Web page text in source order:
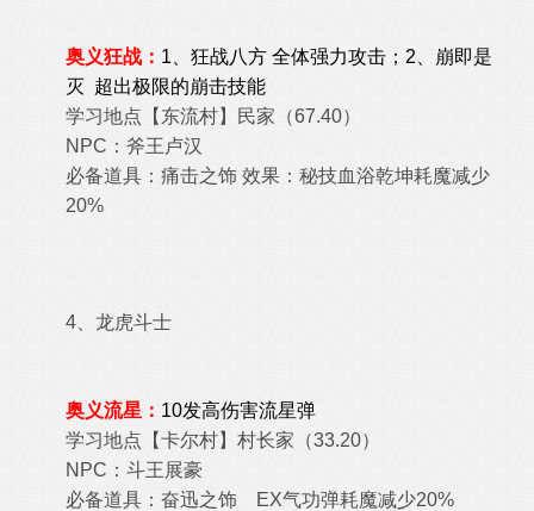
奥义狂战： 1、 狂战八方 全体强力攻击；2、
崩即是
灭 超出极限的崩击技能
学习地点【 东流村】
民家（67.40）
NPC： 斧王卢汉
必备道具：痛击之饰 效果： 秘技血浴乾坤耗魔减少
20%
4、龙虎斗士
奥义流星： 10发高伤害流星弹
学习地点【卡尔村】 村长家（33.20）
NPC： 斗王展豪
必备道具：奋迅之饰 EX气功弹耗魔减少20%